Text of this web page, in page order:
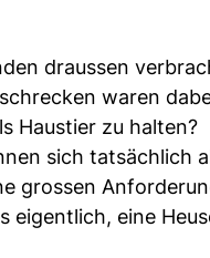
draussen
waren
Haustier zu halten?
sich tatsächlich
grossen
eigentlich, eine